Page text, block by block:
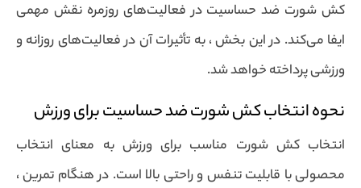
کش شورت ضد حساسیت در فعالیت‌های روزمره نقش مهمی
ایفا می‌کند. در این بخش ، به تأثیرات آن در فعالیت‌های روزانه و
ورزشی پرداخته خواهد شد.
نحوه انتخاب کش شورت ضد حساسیت برای ورزش
انتخاب کش شورت مناسب برای ورزش به معنای انتخاب
محصولی با قابلیت تنفس و راحتی بالا است. در هنگام تمرین ،